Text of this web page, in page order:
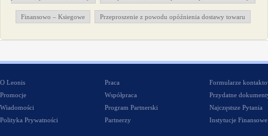
Finansowo – Ksiegowe Przeproszenie z powodu opóźnienia dostawy towaru
O Leonis
Promocje
Wiadomości
Polityka Prywatności
Praca
Współpraca
Program Partnerski
Partnerzy
Formularze
Przydatne
Najczęstsze Pytania
Instytucje Finansowe